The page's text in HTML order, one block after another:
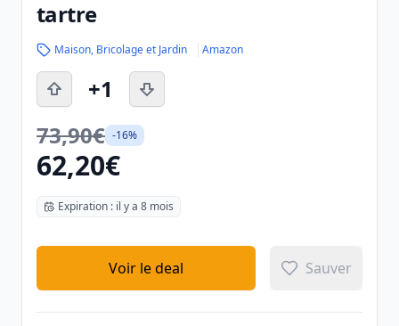
tartre
Maison, Bricolage et Jardin Amazon
+1
73,90€ -16%
62,20€
Expiration : il y a 8 mois
Voir le deal Sauver